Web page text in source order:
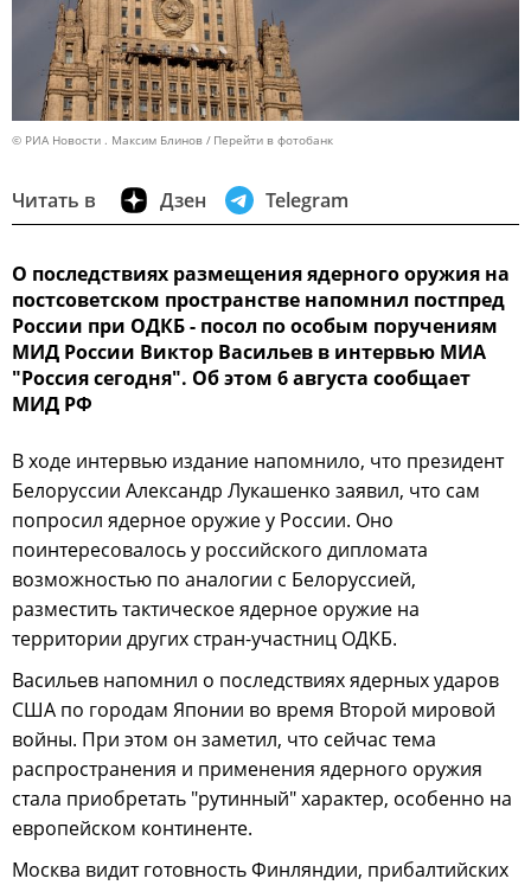
© РИА Новости . Максим Блинов Перейти в фотобанк
Читать в Дзен Telegram
О последствиях размещения ядерного оружия на
постсоветском пространстве напомнил постпред
России при ОДКБ - посол по особым поручениям
МИД России Виктор Васильев в интервью МИА
"Россия сегодня". Об этом 6 августа сообщает
МИД РФ
В ходе интервью издание напомнило, что президент
Белоруссии Александр Лукашенко заявил, что сам
попросил ядерное оружие у России. Оно
поинтересовалось у российского дипломата
возможностью по аналогии с Белоруссией,
разместить тактическое ядерное оружие на
территории других стран-участниц ОДКБ.
Васильев напомнил о последствиях ядерных ударов
США по городам Японии во время Второй мировой
войны. При этом он заметил, что сейчас тема
распространения и применения ядерного оружия
стала приобретать "рутинный" характер, особенно на
европейском континенте.
Москва видит готовность Финляндии, прибалтийских